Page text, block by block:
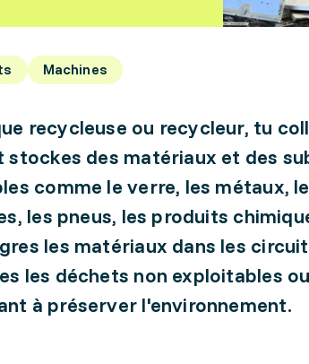
Machines
recycleuse ou recycleur, tu
des matériaux et des
comme le verre, les métaux,
les pneus, les produits
les matériaux dans les
les déchets non exploitables
à préserver l'environnement.